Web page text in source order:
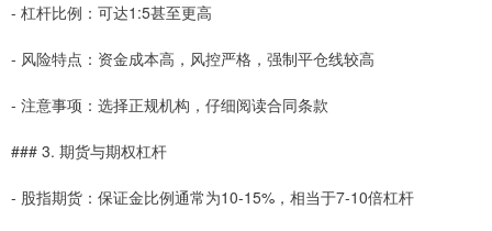
- 杠杆比例：可达1:5甚至更高
- 风险特点：资金成本高，风控严格，强制平仓线较高
- 注意事项：选择正规机构，仔细阅读合同条款
### 3. 期货与期权杠杆
- 股指期货：保证金比例通常为10-15%，相当于7-10倍杠杆